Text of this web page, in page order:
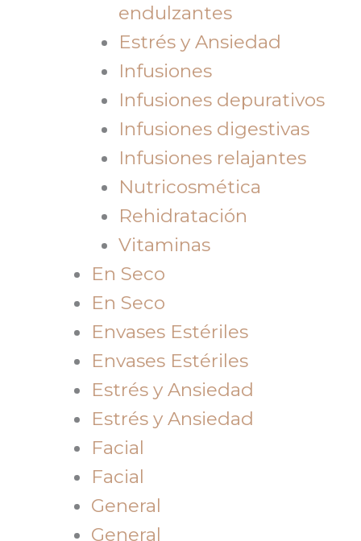
endulzantes
Estrés y Ansiedad
Infusiones
Infusiones depurativos
Infusiones digestivas
Infusiones relajantes
Nutricosmética
Rehidratación
Vitaminas
En Seco
En Seco
Envases Estériles
Envases Estériles
Estrés y Ansiedad
Estrés y Ansiedad
Facial
Facial
General
General